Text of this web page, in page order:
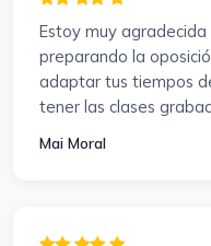
Estoy muy
preparando la
adaptar tus tiempos
tener las clases
cualquier momento y
agradece mucho.
profesores
Mai Moral